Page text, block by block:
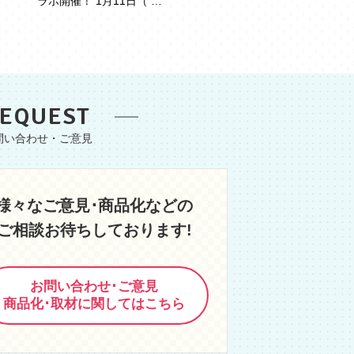
々なご意見･商品化などの
相談お待ちしております!
お問い合わせ･ご意見
商品化･取材に関してはこちら